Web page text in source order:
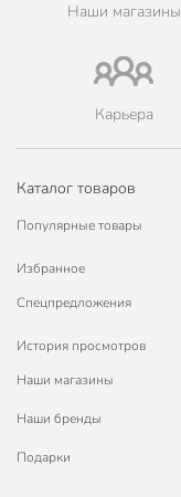
Наши магазины
Карьера
Каталог товаров
Популярные товары
Избранное
Спецпредложения
История просмотров
Наши магазины
Наши бренды
Подарки